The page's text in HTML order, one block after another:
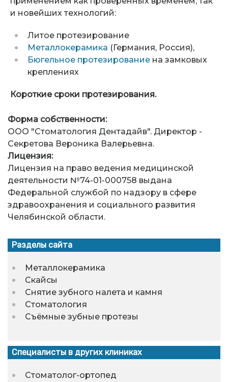
и новейших технологий:
Литое протезирование
Металлокерамика (Германия, Россия),
Бюгельное протезированиена замковых
креплениях
Короткие сроки протезирования.
Форма собственности:
ООО "Стоматология Дентадайв". Директор -
Секретова Вероника Валерьевна.
Лицензия:
Лицензия на право ведения медицинской
деятельности №74-01-000758 выдана
Федеральной службой по надзору в сфере
здравоохранения и социального развития
Челябинской области.
Разделы сайта
Металлокерамика
Скайсы
Снятие зубного налета и камня
Стоматология
Съёмные зубные протезы
Специалисты в других клиниках
Стоматолог-ортопед